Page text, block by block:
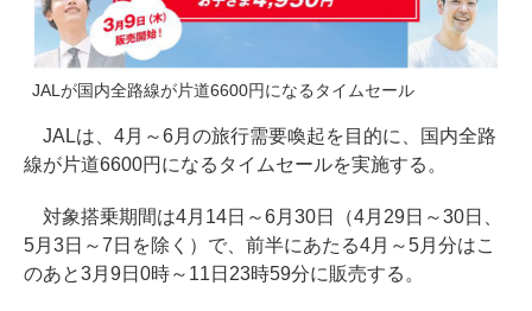
JALが国内全路線が片道6600円になるタイムセール
JALは、4月～6月の旅行需要喚起を目的に、国内全路
線が片道6600円になるタイムセールを実施する。
対象搭乗期間は4月14日～6月30日（4月29日～30日、
5月3日～7日を除く）で、前半にあたる4月～5月分はこ
のあと3月9日0時～11日23時59分に販売する。